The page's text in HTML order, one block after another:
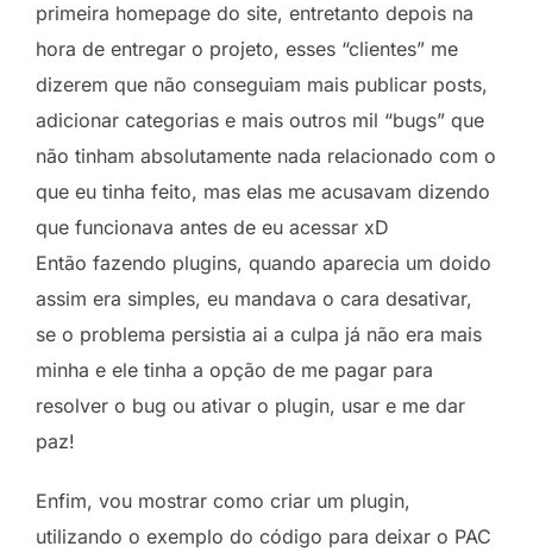
primeira homepage do site, entretanto depois na
hora de entregar o projeto, esses “clientes” me
dizerem que não conseguiam mais publicar posts,
adicionar categorias e mais outros mil “bugs” que
não tinham absolutamente nada relacionado com o
que eu tinha feito, mas elas me acusavam dizendo
que funcionava antes de eu acessar xD
Então fazendo plugins, quando aparecia um doido
assim era simples, eu mandava o cara desativar,
se o problema persistia ai a culpa já não era mais
minha e ele tinha a opção de me pagar para
resolver o bug ou ativar o plugin, usar e me dar
paz!
Enfim, vou mostrar como criar um plugin,
utilizando o exemplo do código para deixar o PAC